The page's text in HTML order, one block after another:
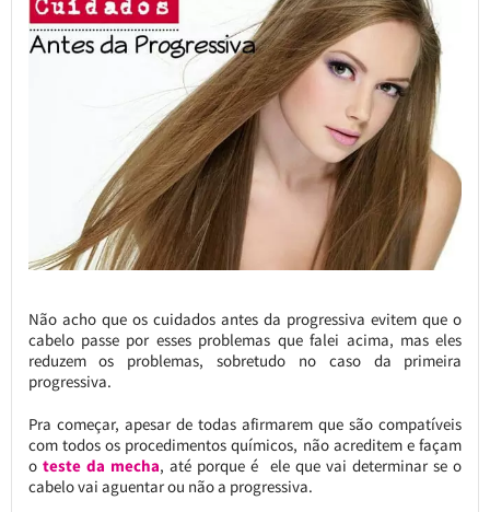
Não acho que os cuidados antes da progressiva evitem que o
cabelo passe por esses problemas que falei acima, mas eles
reduzem os problemas, sobretudo no caso da primeira
progressiva.
Pra começar, apesar de todas afirmarem que são compatíveis
com todos os procedimentos químicos, não acreditem e façam
o teste da mecha, até porque é ele que vai determinar se o
cabelo vai aguentar ou não a progressiva.